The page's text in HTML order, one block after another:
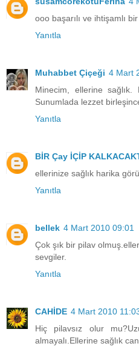
ooo başarılı ve ihtişamlı
Yanıtla
Muhabbet Çiçeği 4 Mart
Minecim, ellerine sağlık.
Sunumlada lezzet
Yanıtla
BİR Çay İÇİP
ellerinize sağlık harika
Yanıtla
bellek 4 Mart 2010 09:01
Çok şık bir pilav
sevgiler.
Yanıtla
CAHİDE 4 Mart 2010
Hiç pilavsız olur
almayalı.Ellerine sağlık